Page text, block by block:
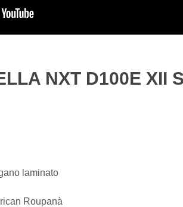
NXT D100E XII
laminato
Roupanà